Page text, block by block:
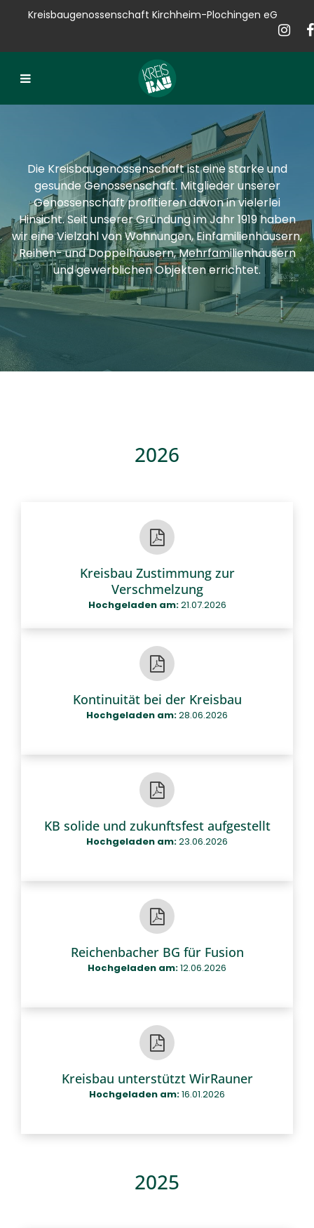
Bauen
Vermieten
Verwalten
Hausservice
Service
News
Kreisbaugenossenschaft Kirchheim-Plochingen eG
Die Kreisbaugenossenschaft ist eine starke und
gesunde Genossenschaft. Mitglieder unserer
Genossenschaft profitieren davon in vielerlei
Hinsicht. Seit unserer Gründung im Jahr 1919 haben
wir eine Vielzahl von Wohnungen, Einfamilienhäusern,
Reihen- und Doppelhäusern, Mehrfamilienhäusern
und gewerblichen Objekten errichtet.
2026
Kreisbau Zustimmung zur
Verschmelzung
Hochgeladen am:21.07.2026
Kontinuität bei der Kreisbau
Hochgeladen am:28.06.2026
KB solide und zukunftsfest aufgestellt
Hochgeladen am:23.06.2026
Reichenbacher BG für Fusion
Hochgeladen am:12.06.2026
Kreisbau unterstützt WirRauner
Hochgeladen am:16.01.2026
2025